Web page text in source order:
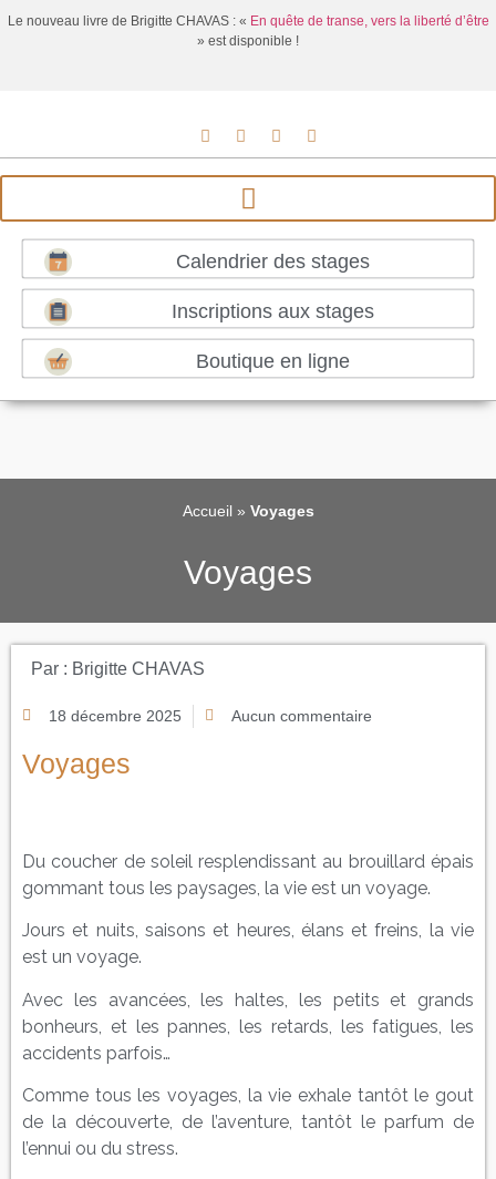
Le nouveau livre de Brigitte CHAVAS : « En quête de transe, vers la liberté d’être
» est disponible !
Calendrier des stages
Inscriptions aux stages
Boutique en ligne
Accueil » Voyages
Voyages
Par : Brigitte CHAVAS
18 décembre 2025 Aucun commentaire
Voyages
Du coucher de soleil resplendissant au brouillard épais
gommant tous les paysages, la vie est un voyage.
Jours et nuits, saisons et heures, élans et freins, la vie
est un voyage.
Avec les avancées, les haltes, les petits et grands
bonheurs, et les pannes, les retards, les fatigues, les
accidents parfois…
Comme tous les voyages, la vie exhale tantôt le gout
de la découverte, de l’aventure, tantôt le parfum de
l’ennui ou du stress.